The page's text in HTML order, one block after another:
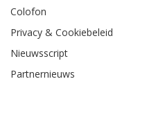
Colofon
Privacy & Cookiebeleid
Nieuwsscript
Partnernieuws